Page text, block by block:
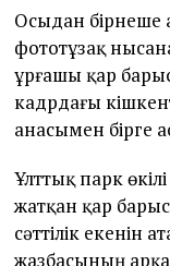
Осыдан бірнеше
фототұзақ
ұрғашы қар
кадрдағы
анасымен бірге
Ұлттық парк
жатқан қар
сәттілік екенін
жазбасының